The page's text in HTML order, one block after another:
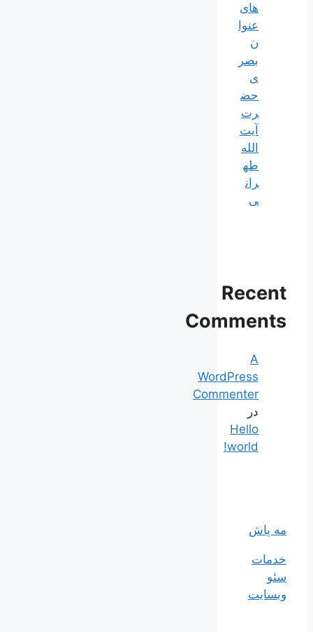
های
عنوا
ن
بصر
ی
حض
رت
آیت
الله
طه
ران
ی
Recent
Comments
A
WordPress
Commenter
در
Hello
world!
مه پاش
خدمات
سئو
وبسایت